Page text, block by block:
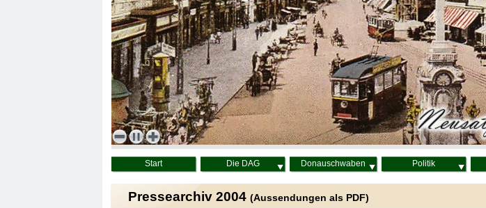
Haus der Heimat, Wien
Start Die DAG Donauschwaben Politik
Pressearchiv 2004 (Aussendungen als PDF)